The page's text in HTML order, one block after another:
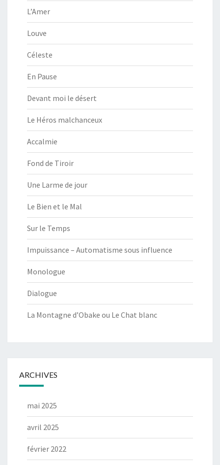
L’Amer
Louve
Céleste
En Pause
Devant moi le désert
Le Héros malchanceux
Accalmie
Fond de Tiroir
Une Larme de jour
Le Bien et le Mal
Sur le Temps
Impuissance – Automatisme sous influence
Monologue
Dialogue
La Montagne d’Obake ou Le Chat blanc
ARCHIVES
mai 2025
avril 2025
février 2022